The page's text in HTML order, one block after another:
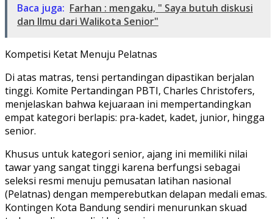
Baca juga: Farhan : mengaku, " Saya butuh diskusi
dan Ilmu dari Walikota Senior"
​Kompetisi Ketat Menuju Pelatnas
​Di atas matras, tensi pertandingan dipastikan berjalan
tinggi. Komite Pertandingan PBTI, Charles Christofers,
menjelaskan bahwa kejuaraan ini mempertandingkan
empat kategori berlapis: pra-kadet, kadet, junior, hingga
senior.
​Khusus untuk kategori senior, ajang ini memiliki nilai
tawar yang sangat tinggi karena berfungsi sebagai
seleksi resmi menuju pemusatan latihan nasional
(Pelatnas) dengan memperebutkan delapan medali emas.
Kontingen Kota Bandung sendiri menurunkan skuad